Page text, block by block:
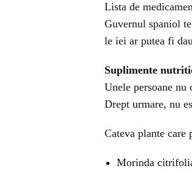
Lista de
Guvernul spaniol
le iei ar putea fi
Suplimente
Unele persoane
Drept urmare, nu
Cateva plante care
Morinda